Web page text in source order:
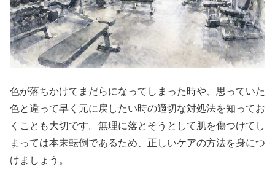
色が落ちかけてまだらになってしまった時や、思っていた
色と違って早く元に戻したい時の適切な対処法を知ってお
くことも大切です。無理に落とそうとして肌を傷つけてし
まっては本末転倒であるため、正しいケアの方法を身につ
けましょう。